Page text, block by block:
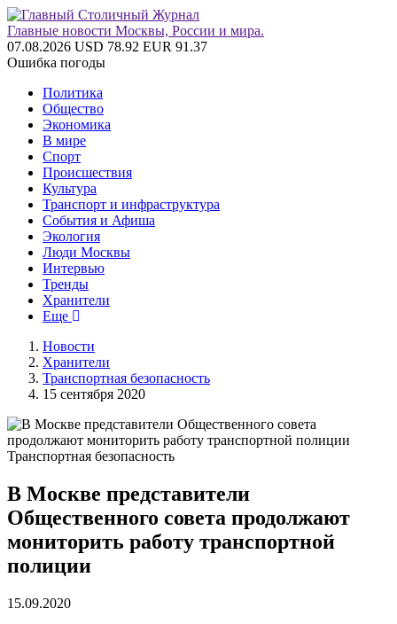
Главные новости Москвы, России и мира.
07.08.2026 USD 78.92 EUR 91.37
Ошибка погоды
Политика
Общество
Экономика
В мире
Спорт
Происшествия
Культура
Транспорт и инфраструктура
События и Афиша
Экология
Люди Москвы
Интервью
Тренды
Хранители
Еще
Новости
Хранители
Транспортная безопасность
15 сентября 2020
Транспортная безопасность
В Москве представители
Общественного совета продолжают
мониторить работу транспортной
полиции
15.09.2020